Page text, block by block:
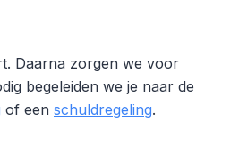
Daarna zorgen we voor
begeleiden we je naar de
of een schuldregeling.